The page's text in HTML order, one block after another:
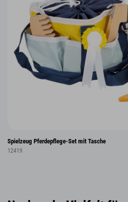
Spielzeug Pferdepflege-Set mit Tasche
12419